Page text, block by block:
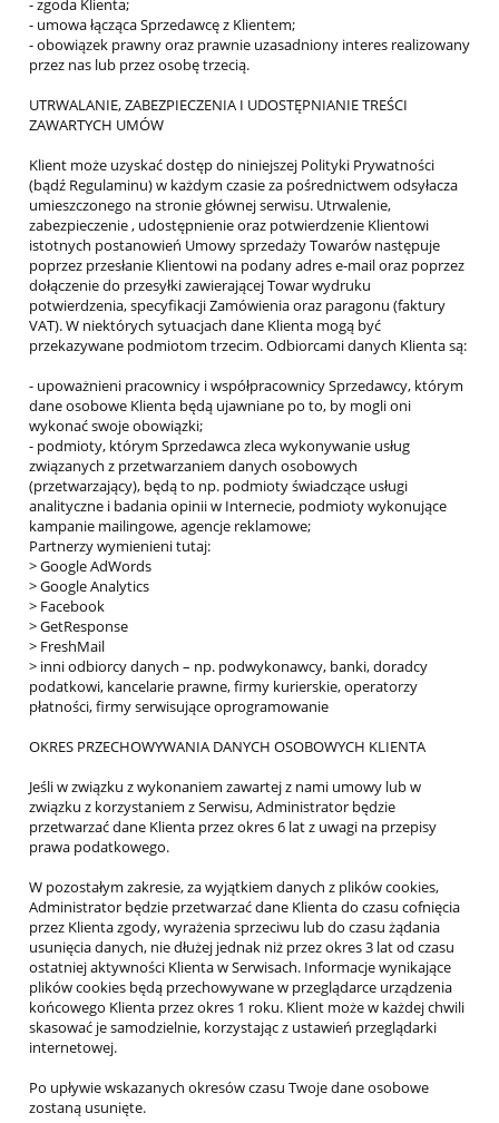
- zgoda Klienta;
- umowa łącząca Sprzedawcę z Klientem;
- obowiązek prawny oraz prawnie uzasadniony interes realizowany
przez nas lub przez osobę trzecią.
UTRWALANIE, ZABEZPIECZENIA I UDOSTĘPNIANIE TREŚCI
ZAWARTYCH UMÓW
Klient może uzyskać dostęp do niniejszej Polityki Prywatności
(bądź Regulaminu) w każdym czasie za pośrednictwem odsyłacza
umieszczonego na stronie głównej serwisu. Utrwalenie,
zabezpieczenie , udostępnienie oraz potwierdzenie Klientowi
istotnych postanowień Umowy sprzedaży Towarów następuje
poprzez przesłanie Klientowi na podany adres e-mail oraz poprzez
dołączenie do przesyłki zawierającej Towar wydruku
potwierdzenia, specyfikacji Zamówienia oraz paragonu (faktury
VAT). W niektórych sytuacjach dane Klienta mogą być
przekazywane podmiotom trzecim. Odbiorcami danych Klienta są:
- upoważnieni pracownicy i współpracownicy Sprzedawcy, którym
dane osobowe Klienta będą ujawniane po to, by mogli oni
wykonać swoje obowiązki;
- podmioty, którym Sprzedawca zleca wykonywanie usług
związanych z przetwarzaniem danych osobowych
(przetwarzający), będą to np. podmioty świadczące usługi
analityczne i badania opinii w Internecie, podmioty wykonujące
kampanie mailingowe, agencje reklamowe;
Partnerzy wymienieni tutaj:
> Google AdWords
> Google Analytics
> Facebook
> GetResponse
> FreshMail
> inni odbiorcy danych – np. podwykonawcy, banki, doradcy
podatkowi, kancelarie prawne, firmy kurierskie, operatorzy
płatności, firmy serwisujące oprogramowanie
OKRES PRZECHOWYWANIA DANYCH OSOBOWYCH KLIENTA
Jeśli w związku z wykonaniem zawartej z nami umowy lub w
związku z korzystaniem z Serwisu, Administrator będzie
przetwarzać dane Klienta przez okres 6 lat z uwagi na przepisy
prawa podatkowego.
W pozostałym zakresie, za wyjątkiem danych z plików cookies,
Administrator będzie przetwarzać dane Klienta do czasu cofnięcia
przez Klienta zgody, wyrażenia sprzeciwu lub do czasu żądania
usunięcia danych, nie dłużej jednak niż przez okres 3 lat od czasu
ostatniej aktywności Klienta w Serwisach. Informacje wynikające
plików cookies będą przechowywane w przeglądarce urządzenia
końcowego Klienta przez okres 1 roku. Klient może w każdej chwili
skasować je samodzielnie, korzystając z ustawień przeglądarki
internetowej.
Po upływie wskazanych okresów czasu Twoje dane osobowe
zostaną usunięte.